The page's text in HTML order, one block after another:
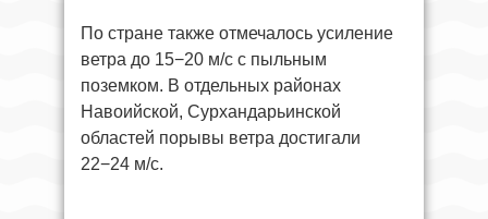
По стране также отмечалось усиление
ветра до 15−20 м/с с пыльным
поземком. В отдельных районах
Навоийской, Сурхандарьинской
областей порывы ветра достигали
22−24 м/с.